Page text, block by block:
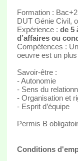
Formation :
DUT Génie Civil,
Expérience : de 5
d’affaires ou
Compétences :
oeuvre est un
Savoir-être :
- Autonomie
- Sens du
- Organisation et
- Esprit d’équipe
Permis B
Conditions